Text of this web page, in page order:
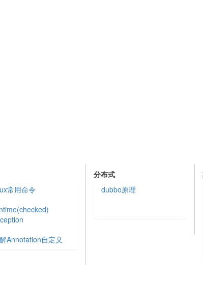
常用命令
Annotation自定义
分布式
dubbo原理